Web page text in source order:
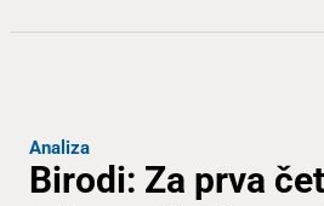
Analiza
Birodi: Za prva